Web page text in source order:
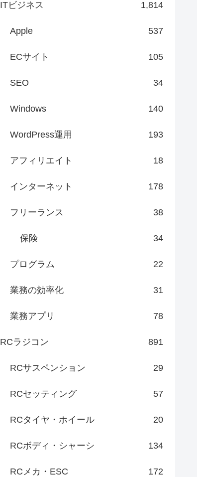
ITビジネス 1,814
Apple 537
ECサイト 105
SEO 34
Windows 140
WordPress運用 193
アフィリエイト 18
インターネット 178
フリーランス 38
保険 34
プログラム 22
業務の効率化 31
業務アプリ 78
RCラジコン 891
RCサスペンション 29
RCセッティング 57
RCタイヤ・ホイール 20
RCボディ・シャーシ 134
RCメカ・ESC 172